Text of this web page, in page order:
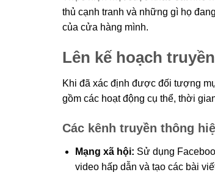
thủ cạnh tranh và những gì họ
của cửa hàng mình.
Lên kế hoạch
Khi đã xác định được đối tượng
gồm các hoạt động cụ thể, thời
Các kênh truyền thông
Mạng xã hội: Sử dụng
video hấp dẫn và tạo các bài